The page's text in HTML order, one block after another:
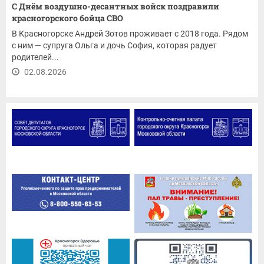
С Днём воздушно-десантных войск поздравили
красногорского бойца СВО
В Красногорске Андрей Зотов проживает с 2018 года. Рядом
с ним — супруга Ольга и дочь София, которая радует
родителей...
02.08.2026